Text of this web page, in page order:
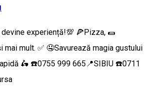
experiență!💯 🍕Pizza, 🌯
mai mult. ✅ 🤤Savurează magia gustului
🛵 ☎️0755 999 665📍SIBIU ☎️0711